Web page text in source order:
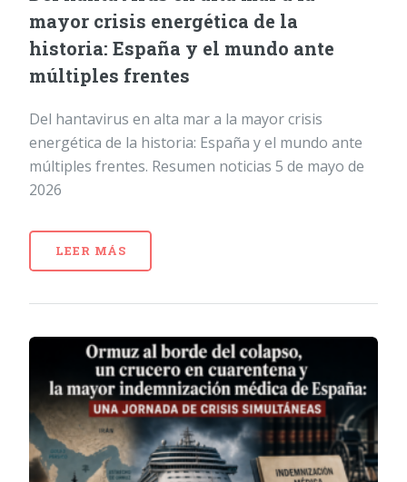
mayor crisis energética de la
historia: España y el mundo ante
múltiples frentes
Del hantavirus en alta mar a la mayor crisis
energética de la historia: España y el mundo ante
múltiples frentes. Resumen noticias 5 de mayo de
2026
LEER MÁS